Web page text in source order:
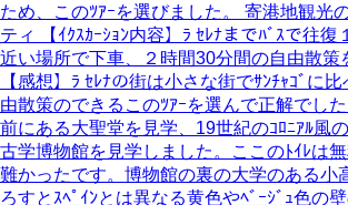
ため、このﾂｱｰを選びました。 寄港地観光
ティ 【ｲｸｽｶｰｼｮﾝ内容】ﾗ ｾﾚﾅまでﾊﾞｽで往復
近い場所で下車、２時間30分間の自由散策
【感想】ﾗ ｾﾚﾅの街は小さな街でｻﾝﾁｬｺﾞに
由散策のできるこのﾂｱｰを選んで正解でした
前にある大聖堂を見学、19世紀のｺﾛﾆｱﾙ風
古学博物館を見学しました。ここのﾄｲﾚは
難かったです。博物館の裏の大学のある小
ろすとｽﾍﾟｲﾝとは異なる黄色やﾍﾞｰｼﾞｭ色の